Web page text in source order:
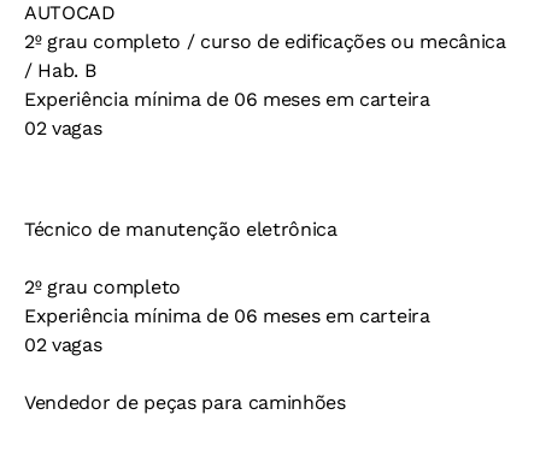
AUTOCAD
2º grau completo / curso de edificações ou mecânica
/ Hab. B
Experiência mínima de 06 meses em carteira
02 vagas
Técnico de manutenção eletrônica
2º grau completo
Experiência mínima de 06 meses em carteira
02 vagas
Vendedor de peças para caminhões